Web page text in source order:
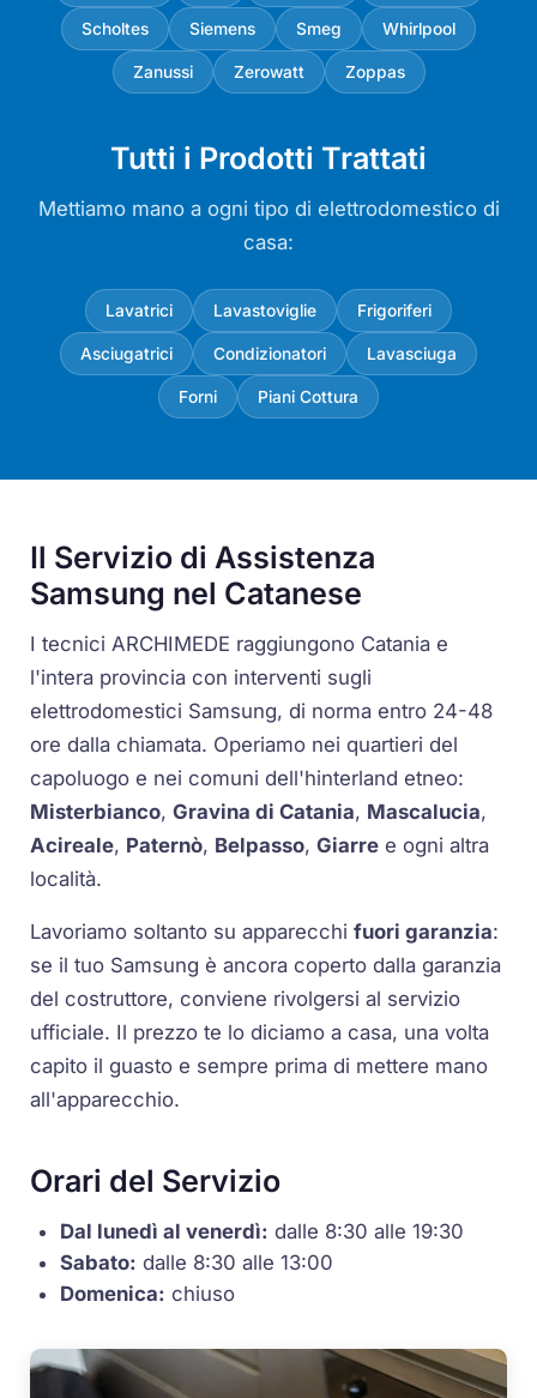
Scholtes Siemens Smeg Whirlpool
Zanussi Zerowatt Zoppas
Tutti i Prodotti Trattati
Mettiamo mano a ogni tipo di elettrodomestico di
casa:
Lavatrici Lavastoviglie Frigoriferi
Asciugatrici Condizionatori Lavasciuga
Forni Piani Cottura
Il Servizio di Assistenza
Samsung nel Catanese
I tecnici ARCHIMEDE raggiungono Catania e
l'intera provincia con interventi sugli
elettrodomestici Samsung, di norma entro 24-48
ore dalla chiamata. Operiamo nei quartieri del
capoluogo e nei comuni dell'hinterland etneo:
Misterbianco,Gravina di Catania, Mascalucia,
Acireale, Paternò, Belpasso,Giarre e ogni altra
località.
Lavoriamo soltanto su apparecchifuori garanzia:
se il tuo Samsung è ancora coperto dalla garanzia
del costruttore, conviene rivolgersi al servizio
ufficiale. Il prezzo te lo diciamo a casa, una volta
capito il guasto e sempre prima di mettere mano
all'apparecchio.
Orari del Servizio
Dal lunedì al venerdì: dalle 8:30 alle 19:30
Sabato: dalle 8:30 alle 13:00
Domenica: chiuso